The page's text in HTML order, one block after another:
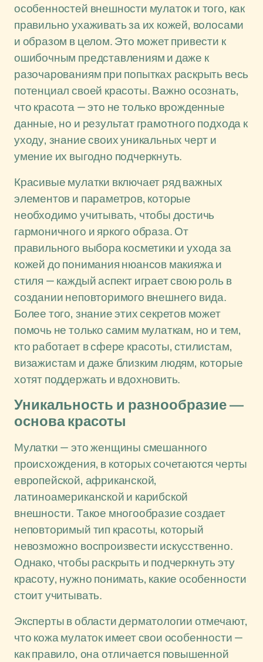
особенностей внешности мулаток и того, как
правильно ухаживать за их кожей, волосами
и образом в целом. Это может привести к
ошибочным представлениям и даже к
разочарованиям при попытках раскрыть весь
потенциал своей красоты. Важно осознать,
что красота — это не только врожденные
данные, но и результат грамотного подхода к
уходу, знание своих уникальных черт и
умение их выгодно подчеркнуть.
Красивые мулатки включает ряд важных
элементов и параметров, которые
необходимо учитывать, чтобы достичь
гармоничного и яркого образа. От
правильного выбора косметики и ухода за
кожей до понимания нюансов макияжа и
стиля — каждый аспект играет свою роль в
создании неповторимого внешнего вида.
Более того, знание этих секретов может
помочь не только самим мулаткам, но и тем,
кто работает в сфере красоты, стилистам,
визажистам и даже близким людям, которые
хотят поддержать и вдохновить.
Уникальность и разнообразие —
основа красоты
Мулатки — это женщины смешанного
происхождения, в которых сочетаются черты
европейской, африканской,
латиноамериканской и карибской
внешности. Такое многообразие создает
неповторимый тип красоты, который
невозможно воспроизвести искусственно.
Однако, чтобы раскрыть и подчеркнуть эту
красоту, нужно понимать, какие особенности
стоит учитывать.
Эксперты в области дерматологии отмечают,
что кожа мулаток имеет свои особенности —
как правило, она отличается повышенной